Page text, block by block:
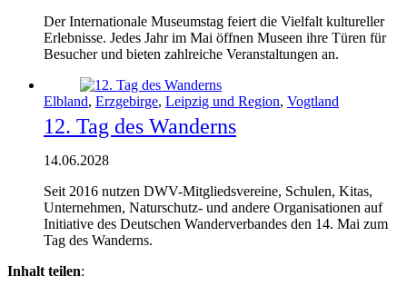
Der Internationale Museumstag feiert die Vielfalt kultureller
Erlebnisse. Jedes Jahr im Mai öffnen Museen ihre Türen für
Besucher und bieten zahlreiche Veranstaltungen an.
Elbland, Erzgebirge, Leipzig und Region, Vogtland
12. Tag des Wanderns
14.06.2028
Seit 2016 nutzen DWV-Mitgliedsvereine, Schulen, Kitas,
Unternehmen, Naturschutz- und andere Organisationen auf
Initiative des Deutschen Wanderverbandes den 14. Mai zum
Tag des Wanderns.
Inhalt teilen: